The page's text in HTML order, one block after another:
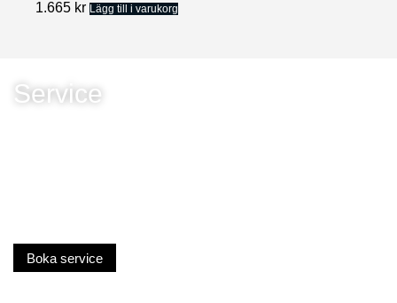
1.665 kr Lägg till i varukorg
Service
Boka service